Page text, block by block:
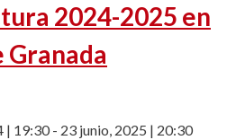
2024-2025 en
Granada
| 19:30- 23 junio, 2025 | 20:30